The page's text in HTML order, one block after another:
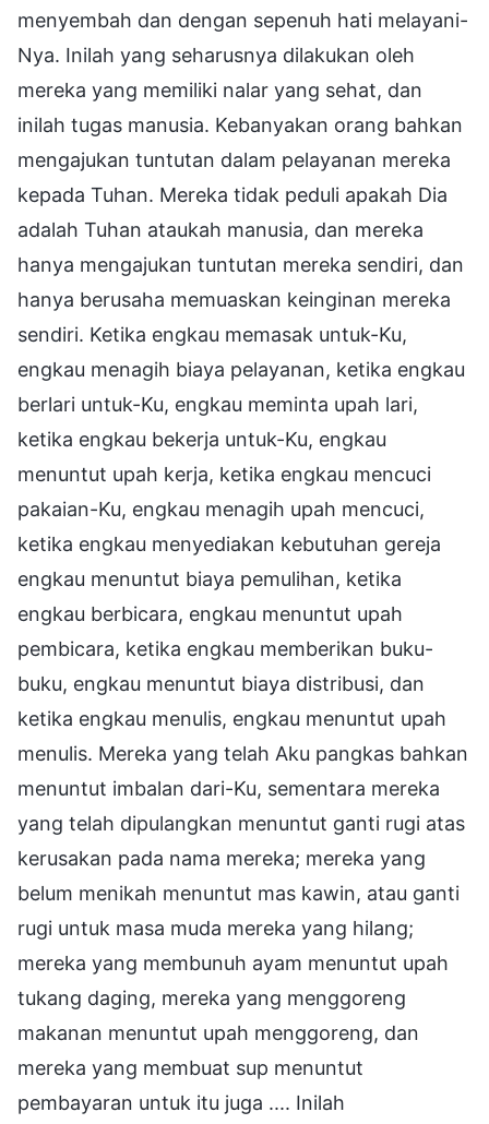
menyembah dan dengan sepenuh hati melayani-
Nya. Inilah yang seharusnya dilakukan oleh
mereka yang memiliki nalar yang sehat, dan
inilah tugas manusia. Kebanyakan orang bahkan
mengajukan tuntutan dalam pelayanan mereka
kepada Tuhan. Mereka tidak peduli apakah Dia
adalah Tuhan ataukah manusia, dan mereka
hanya mengajukan tuntutan mereka sendiri, dan
hanya berusaha memuaskan keinginan mereka
sendiri. Ketika engkau memasak untuk-Ku,
engkau menagih biaya pelayanan, ketika engkau
berlari untuk-Ku, engkau meminta upah lari,
ketika engkau bekerja untuk-Ku, engkau
menuntut upah kerja, ketika engkau mencuci
pakaian-Ku, engkau menagih upah mencuci,
ketika engkau menyediakan kebutuhan gereja
engkau menuntut biaya pemulihan, ketika
engkau berbicara, engkau menuntut upah
pembicara, ketika engkau memberikan buku-
buku, engkau menuntut biaya distribusi, dan
ketika engkau menulis, engkau menuntut upah
menulis. Mereka yang telah Aku pangkas bahkan
menuntut imbalan dari-Ku, sementara mereka
yang telah dipulangkan menuntut ganti rugi atas
kerusakan pada nama mereka; mereka yang
belum menikah menuntut mas kawin, atau ganti
rugi untuk masa muda mereka yang hilang;
mereka yang membunuh ayam menuntut upah
tukang daging, mereka yang menggoreng
makanan menuntut upah menggoreng, dan
mereka yang membuat sup menuntut
pembayaran untuk itu juga .... Inilah